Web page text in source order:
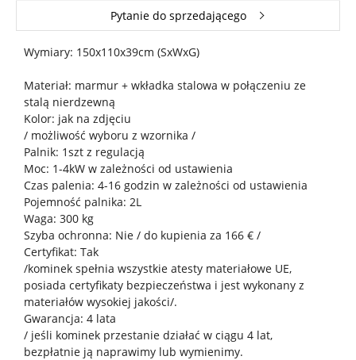
Pytanie do sprzedającego
Wymiary: 150x110x39cm (SxWxG)
Materiał: marmur + wkładka stalowa w połączeniu ze
stalą nierdzewną
Kolor: jak na zdjęciu
/ możliwość wyboru z wzornika /
Palnik: 1szt z regulacją
Moc: 1-4kW w zależności od ustawienia
Czas palenia: 4-16 godzin w zależności od ustawienia
Pojemność palnika: 2L
Waga: 300 kg
Szyba ochronna: Nie / do kupienia za 166 € /
Certyfikat: Tak
/kominek spełnia wszystkie atesty materiałowe UE,
posiada certyfikaty bezpieczeństwa i jest wykonany z
materiałów wysokiej jakości/.
Gwarancja: 4 lata
/ jeśli kominek przestanie działać w ciągu 4 lat,
bezpłatnie ją naprawimy lub wymienimy.